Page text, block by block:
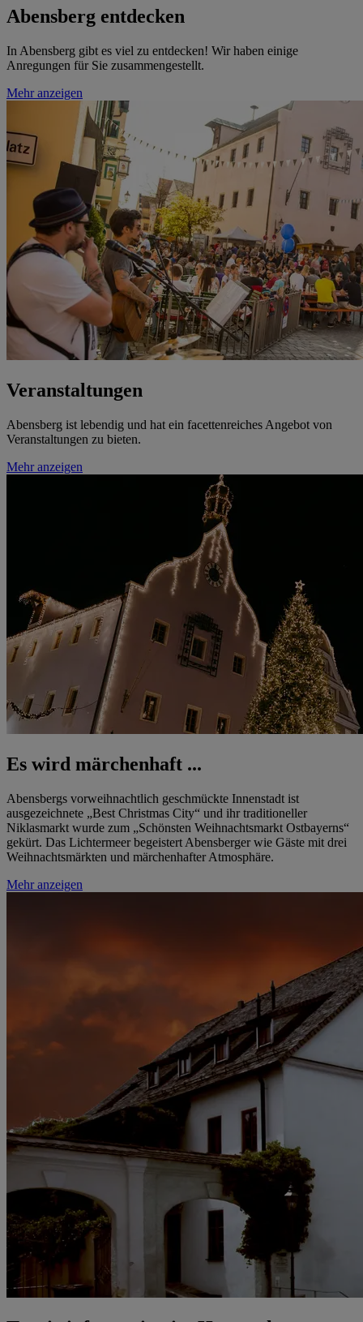
Abensberg entdecken
In Abensberg gibt es viel zu entdecken! Wir haben einige
Anregungen für Sie zusammengestellt.
Mehr anzeigen
Veranstaltungen
Abensberg ist lebendig und hat ein facettenreiches Angebot von
Veranstaltungen zu bieten.
Mehr anzeigen
Es wird märchenhaft ...
Abensbergs vorweihnachtlich geschmückte Innenstadt ist
ausgezeichnete „Best Christmas City“ und ihr traditioneller
Niklasmarkt wurde zum „Schönsten Weihnachtsmarkt Ostbayerns“
gekürt. Das Lichtermeer begeistert Abensberger wie Gäste mit drei
Weihnachtsmärkten und märchenhafter Atmosphäre.
Mehr anzeigen